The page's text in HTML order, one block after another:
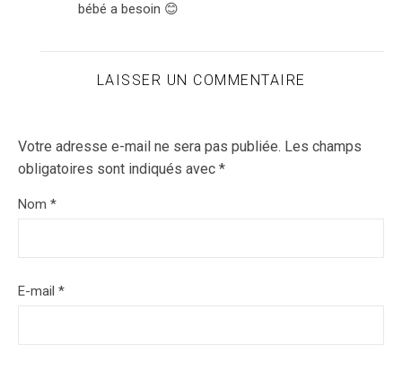
bébé a besoin 😊
LAISSER UN COMMENTAIRE
Votre adresse e-mail ne sera pas publiée. Les champs
obligatoires sont indiqués avec *
Nom *
E-mail *